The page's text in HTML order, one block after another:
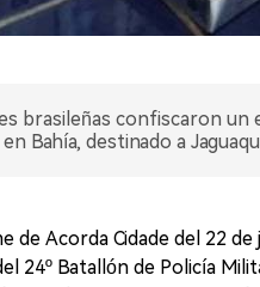
brasileñas confiscaron
Bahía, destinado a
de Acorda Cidade del 22
24º Batallón de Policía